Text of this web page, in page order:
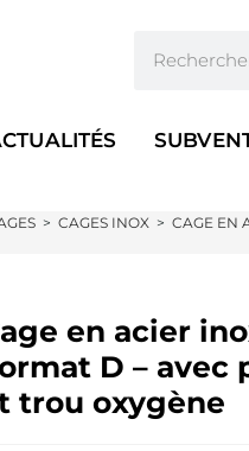
> CAGES INOX > CAGE EN
en acier
D – avec
trou oxygène